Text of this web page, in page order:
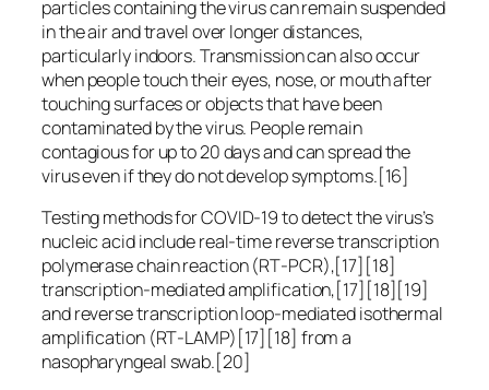
particles containing the virus can remain suspended
in the air and travel over longer distances,
particularly indoors. Transmission can also occur
when people touch their eyes, nose, or mouth after
touching surfaces or objects that have been
contaminated by the virus. People remain
contagious for up to 20 days and can spread the
virus even if they do not develop symptoms.[16]
Testing methods for COVID-19 to detect the virus’s
nucleic acid include real-time reverse transcription
polymerase chain reaction (RT‑PCR),[17][18]
transcription-mediated amplification,[17][18][19]
and reverse transcription loop-mediated isothermal
amplification (RT‑LAMP)[17][18] from a
nasopharyngeal swab.[20]